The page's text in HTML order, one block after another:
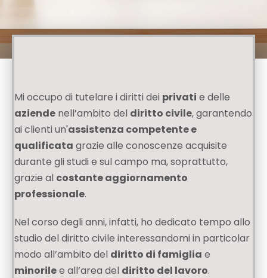
Mi occupo di tutelare i diritti dei privati e delle
aziende nell’ambito del diritto civile, garantendo
ai clienti un'assistenza competente e
qualificata grazie alle conoscenze acquisite
durante gli studi e sul campo ma, soprattutto,
grazie al costante aggiornamento
professionale.
Nel corso degli anni, infatti, ho dedicato tempo allo
studio del diritto civile interessandomi in particolar
modo all’ambito del diritto di famiglia e
minorilee all’area del diritto del lavoro.